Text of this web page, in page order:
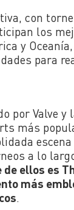
con
los
y
para
por Valve y
más
a lo
ellos es
más
.